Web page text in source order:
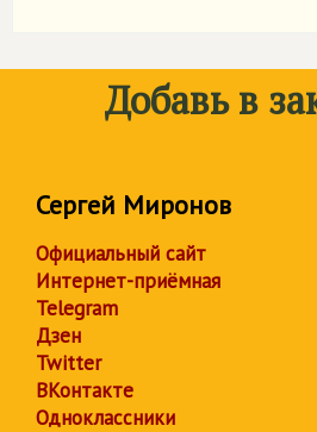
Добавь в
Сергей Миронов
Официальный сайт
Интернет-приёмная
Telegram
Дзен
Twitter
ВКонтакте
Одноклассники